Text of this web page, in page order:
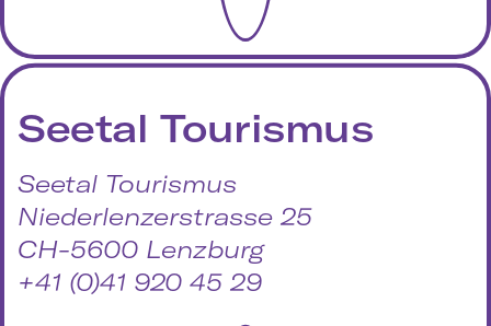
Seetal Tourismus
Seetal Tourismus
Niederlenzerstrasse 25
CH-5600 Lenzburg
+41 (0)41 920 45 29